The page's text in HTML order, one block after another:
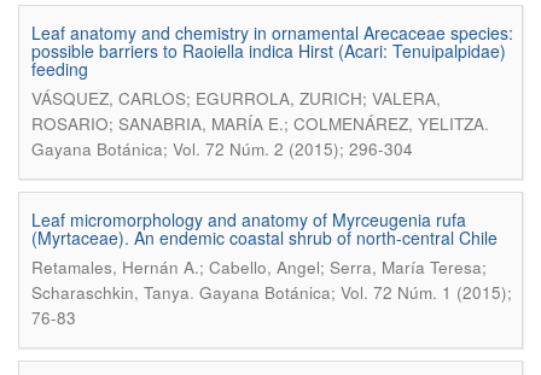
Leaf anatomy and chemistry in ornamental Arecaceae species:
possible barriers to Raoiella indica Hirst (Acari: Tenuipalpidae)
feeding
VÁSQUEZ, CARLOS; EGURROLA, ZURICH; VALERA,
ROSARIO; SANABRIA, MARÍA E.; COLMENÁREZ, YELITZA.
Gayana Botánica; Vol. 72 Núm. 2 (2015); 296-304
Leaf micromorphology and anatomy of Myrceugenia rufa
(Myrtaceae). An endemic coastal shrub of north-central Chile
Retamales, Hernán A.; Cabello, Angel; Serra, María Teresa;
Scharaschkin, Tanya. Gayana Botánica; Vol. 72 Núm. 1 (2015);
76-83